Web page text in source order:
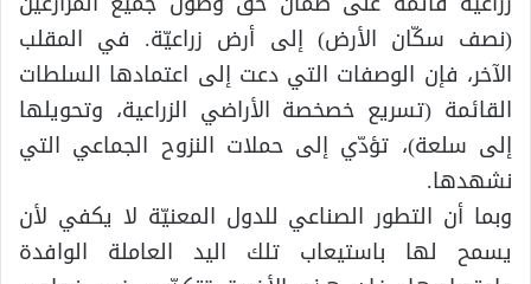
(نصف سكّان الأرض) إلى أرض زراعيّة. في المقلب
الآخر، فإن الوصفات التي دعت إلى اعتمادها السلطات
القائمة (تسريع خصخصة الأراضي الزراعية، وتحويلها
إلى سلعة)، تؤدّي إلى حملات النزوح الجماعي التي
نشهدها.
وبما أن التطور الصناعي للدول المعنيّة لا يكفي لأن
يسمح لها باستيعاب تلك اليد العاملة الوافدة